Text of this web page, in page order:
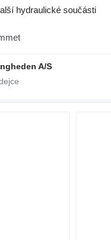
hydraulické součásti
A/S